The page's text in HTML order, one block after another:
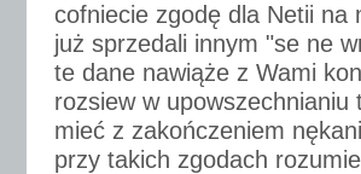
cofniecie zgodę dla Netii
już sprzedali innym "se ne
te dane nawiąże z Wami
rozsiew w
mieć z zakończeniem
przy takich zgodach